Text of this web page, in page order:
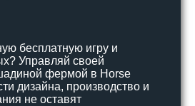
бесплатную игру и
Управляй своей
фермой в Horse
дизайна, производство и
не оставят